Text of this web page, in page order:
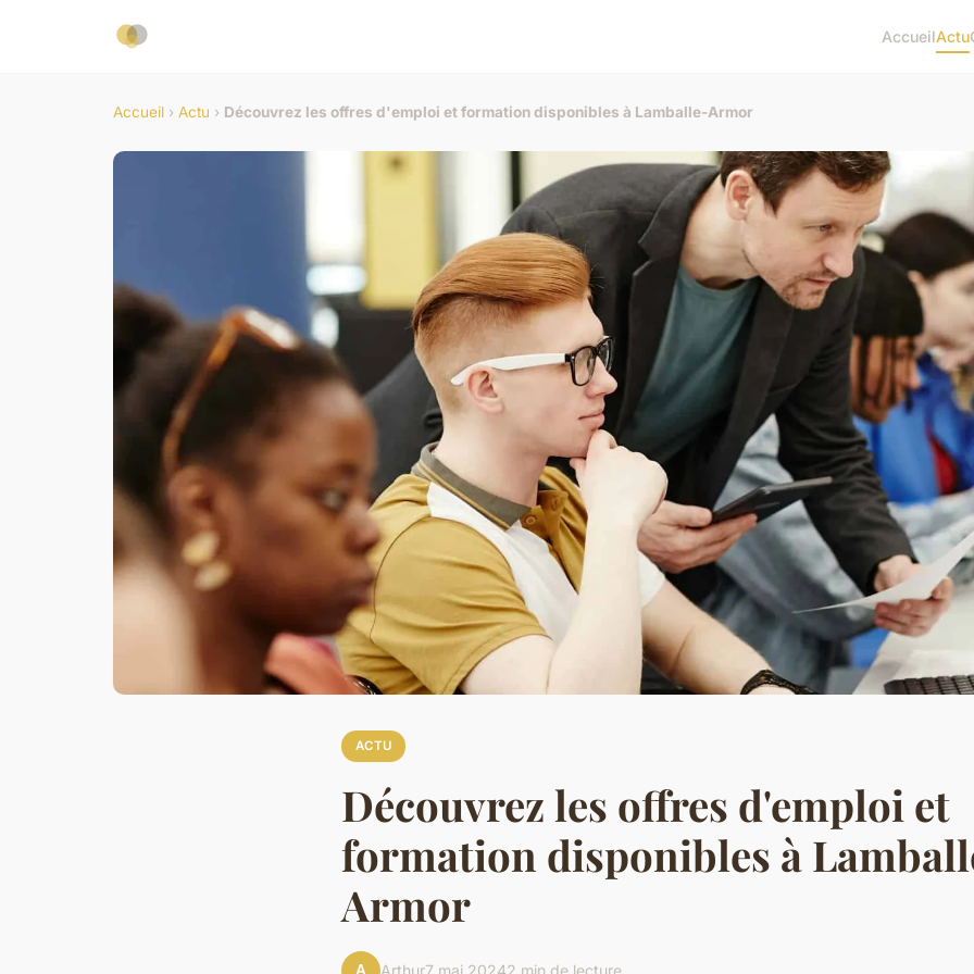
AccueilActu
Accueil › Actu › Découvrez les offres d'emploi et formation disponibles à Lamballe-Armor
ACTU
Découvrez les offres d'emploi et
formation disponibles à
Armor
A